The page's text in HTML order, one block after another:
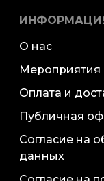
О нас
Мероприятия
Оплата и
Публичная
Согласие на
данных